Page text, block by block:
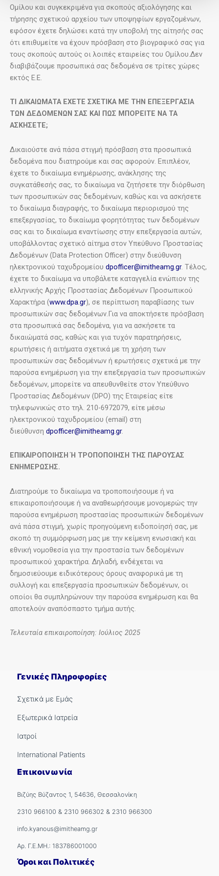
Ομίλου και συγκεκριμένα για σκοπούς αξιολόγησης και
τήρησης σχετικού αρχείου των υποψηφίων εργαζομένων,
εφόσον έχετε δηλώσει κατά την υποβολή της αίτησής σας
ότι επιθυμείτε να έχουν πρόσβαση στο βιογραφικό σας για
τους σκοπούς αυτούς οι λοιπές εταιρείες του Ομίλου.Δεν
διαβιβάζουμε προσωπικά σας δεδομένα σε τρίτες χώρες
εκτός Ε.Ε.
ΤΙ ΔΙΚΑΙΩΜΑΤΑ ΕΧΕΤΕ ΣΧΕΤΙΚΑ ΜΕ ΤΗΝ ΕΠΕΞΕΡΓΑΣΙΑ
ΤΩΝ ΔΕΔΟΜΕΝΩΝ ΣΑΣ ΚΑΙ ΠΩΣ ΜΠΟΡΕΙΤΕ ΝΑ ΤΑ
ΑΣΚΗΣΕΤΕ;
Δικαιούστε ανά πάσα στιγμή πρόσβαση στα προσωπικά
δεδομένα που διατηρούμε και σας αφορούν. Επιπλέον,
έχετε το δικαίωμα ενημέρωσης, ανάκλησης της
συγκατάθεσής σας, το δικαίωμα να ζητήσετε την διόρθωση
των προσωπικών σας δεδομένων, καθώς και να ασκήσετε
το δικαίωμα διαγραφής, το δικαίωμα περιορισμού της
επεξεργασίας, το δικαίωμα φορητότητας των δεδομένων
σας και το δικαίωμα εναντίωσης στην επεξεργασία αυτών,
υποβάλλοντας σχετικό αίτημα στον Υπεύθυνο Προστασίας
Δεδομένων (Data Protection Officer) στην διεύθυνση
ηλεκτρονικού ταχυδρομείου dpofficer@imitheamg.gr. Τέλος,
έχετε το δικαίωμα να υποβάλετε καταγγελία ενώπιον της
ελληνικής Αρχής Προστασίας Δεδομένων Προσωπικού
Χαρακτήρα (www.dpa.gr), σε περίπτωση παραβίασης των
προσωπικών σας δεδομένων.Για να αποκτήσετε πρόσβαση
στα προσωπικά σας δεδομένα, για να ασκήσετε τα
δικαιώματά σας, καθώς και για τυχόν παρατηρήσεις,
ερωτήσεις ή αιτήματα σχετικά με τη χρήση των
προσωπικών σας δεδομένων ή ερωτήσεις σχετικά με την
παρούσα ενημέρωση για την επεξεργασία των προσωπικών
δεδομένων, μπορείτε να απευθυνθείτε στον Υπεύθυνο
Προστασίας Δεδομένων (DPO) της Εταιρείας είτε
τηλεφωνικώς στο τηλ. 210-6972079, είτε μέσω
ηλεκτρονικού ταχυδρομείου (email) στη
διεύθυνση dpofficer@imitheamg.gr.
ΕΠΙΚΑΙΡΟΠΟΙΗΣΗ Ή ΤΡΟΠΟΠΟΙΗΣΗ ΤΗΣ ΠΑΡΟΥΣΑΣ
ΕΝΗΜΕΡΩΣΗΣ.
Διατηρούμε το δικαίωμα να τροποποιήσουμε ή να
επικαιροποιήσουμε ή να αναθεωρήσουμε μονομερώς την
παρούσα ενημέρωση προστασίας προσωπικών δεδομένων
ανά πάσα στιγμή, χωρίς προηγούμενη ειδοποίησή σας, με
σκοπό τη συμμόρφωση μας με την κείμενη ενωσιακή και
εθνική νομοθεσία για την προστασία των δεδομένων
προσωπικού χαρακτήρα. Δηλαδή, ενδέχεται να
δημοσιεύουμε ειδικότερους όρους αναφορικά με τη
συλλογή και επεξεργασία προσωπικών δεδομένων, οι
οποίοι θα συμπληρώνουν την παρούσα ενημέρωση και θα
αποτελούν αναπόσπαστο τμήμα αυτής.
Τελευταία επικαιροποίηση: Ιούλιος 2025
Γενικές Πληροφορίες
Σχετικά με Εμάς
Εξωτερικά Ιατρεία
Ιατροί
International Patients
Επικοινωνία
Βιζύης Βύζαντος 1, 54636, Θεσσαλονίκη
2310 966100 & 2310 966302 & 2310 966300
info.kyanous@imitheamg.gr
Αρ. Γ.Ε.ΜΗ.: 183786001000
Όροι και Πολιτικές